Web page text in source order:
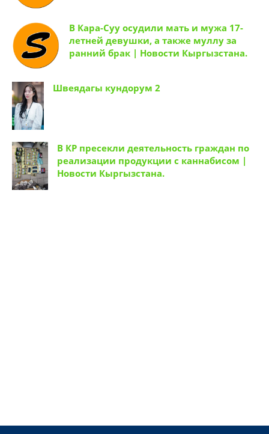
В Кара-Суу осудили мать и мужа 17-
летней девушки, а также муллу за
ранний брак | Новости Кыргызстана.
Швеядагы кундорум 2
В КР пресекли деятельность граждан по
реализации продукции с каннабисом |
Новости Кыргызстана.